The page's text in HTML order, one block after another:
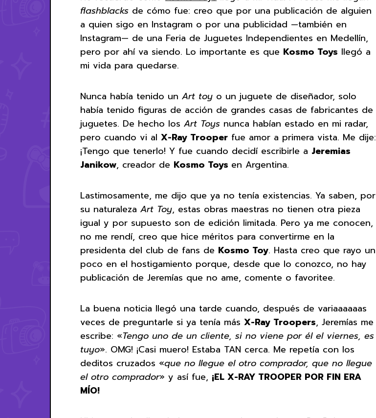
flashblacks de cómo fue: creo que por una publicación de alguien
a quien sigo en Instagram o por una publicidad —también en
Instagram— de una Feria de Juguetes Independientes en Medellín,
pero por ahí va siendo. Lo importante es que Kosmo Toys llegó a
mi vida para quedarse.
Nunca había tenido un Art toy o un juguete de diseñador, solo
había tenido figuras de acción de grandes casas de fabricantes de
juguetes. De hecho los Art Toys nunca habían estado en mi radar,
pero cuando vi al X-Ray Trooper fue amor a primera vista. Me dije:
¡Tengo que tenerlo! Y fue cuando decidí escribirle a Jeremias
Janikow, creador de Kosmo Toys en Argentina.
Lastimosamente, me dijo que ya no tenía existencias. Ya saben, por
su naturaleza Art Toy, estas obras maestras no tienen otra pieza
igual y por supuesto son de edición limitada. Pero ya me conocen,
no me rendí, creo que hice méritos para convertirme en la
presidenta del club de fans de Kosmo Toy. Hasta creo que rayo un
poco en el hostigamiento porque, desde que lo conozco, no hay
publicación de Jeremías que no ame, comente o favoritee.
La buena noticia llegó una tarde cuando, después de variaaaaaas
veces de preguntarle si ya tenía más X-Ray Troopers, Jeremías me
escribe: «Tengo uno de un cliente, si no viene por él el viernes, es
tuyo». OMG! ¡Casi muero! Estaba TAN cerca. Me repetía con los
deditos cruzados «que no llegue el otro comprador, que no llegue
el otro comprador» y así fue, ¡EL X-RAY TROOPER POR FIN ERA
MÍO!